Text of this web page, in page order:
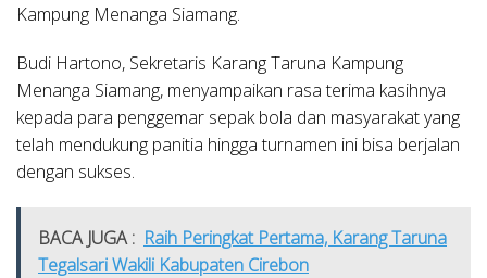
Kampung Menanga Siamang.
Budi Hartono, Sekretaris Karang Taruna Kampung
Menanga Siamang, menyampaikan rasa terima kasihnya
kepada para penggemar sepak bola dan masyarakat yang
telah mendukung panitia hingga turnamen ini bisa berjalan
dengan sukses.
BACA JUGA : Raih Peringkat Pertama, Karang Taruna
Tegalsari Wakili Kabupaten Cirebon